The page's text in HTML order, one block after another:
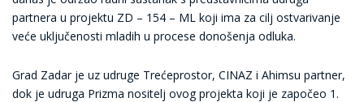
partnera u projektu ZD – 154 – ML koji ima za cilj ostvarivanje
veće uključenosti mladih u procese donošenja odluka.
Grad Zadar je uz udruge Trećeprostor, CINAZ i Ahimsu partner,
dok je udruga Prizma nositelj ovog projekta koji je započeo 1.